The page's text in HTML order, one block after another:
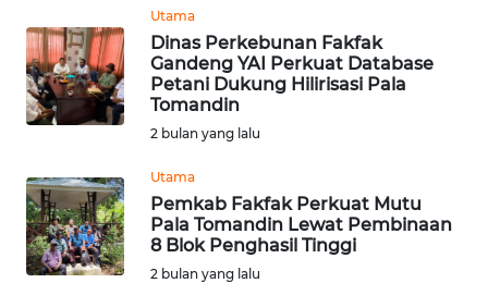
Utama
Dinas Perkebunan Fakfak
Gandeng YAI Perkuat Database
Petani Dukung Hilirisasi Pala
Tomandin
2 bulan yang lalu
Utama
Pemkab Fakfak Perkuat Mutu
Pala Tomandin Lewat Pembinaan
8 Blok Penghasil Tinggi
2 bulan yang lalu
WN
KEPRI
WN
PAPUA
BARAT